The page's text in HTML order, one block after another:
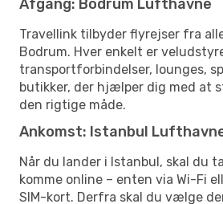
Afgang: Bodrum Lufthavne
Travellink tilbyder flyrejser fra
Bodrum. Hver enkelt er
transportforbindelser, lounges,
butikker, der hjælper dig med at
den rigtige måde.
Ankomst: Istanbul
Når du lander i Istanbul, skal du
komme online – enten via Wi-Fi
SIM-kort. Derfra skal du vælge